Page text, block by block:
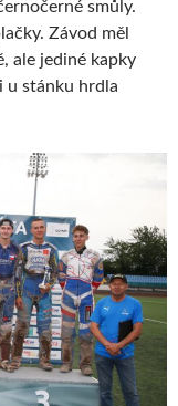
smůly.
Závod měl
ale jediné kapky
u stánku hrdla